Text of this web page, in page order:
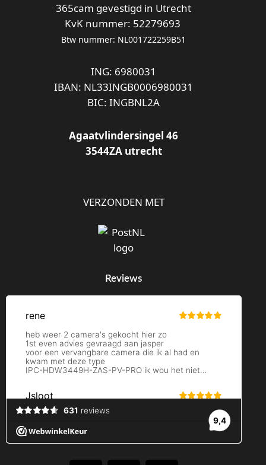
365cam gevestigd in Utrecht
KvK nummer: 52279693
Btw nummer: NL001722259B51
ING: 6980031
IBAN: NL33INGB0006980031
BIC: INGBNL2A
Agaatvlindersingel 46
3544ZA utrecht
VERZONDEN MET
Reviews